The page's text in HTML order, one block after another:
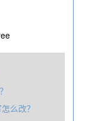
么改？